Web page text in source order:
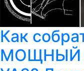
Как
МОЩНЫЙ